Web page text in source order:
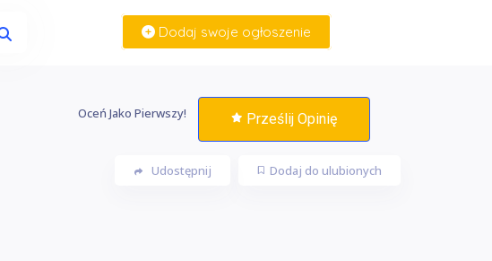
Dodaj swoje ogłoszenie
Oceń Jako Pierwszy! Prześlij Opinię
Dodaj do ulubionych
Udostępnij